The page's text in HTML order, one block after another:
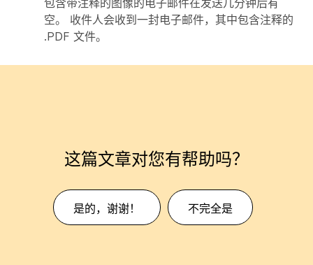
空。 收件人会收到一封电子邮件，其中包含注释的
.PDF 文件。
这篇文章对您有帮助吗？
是的，谢谢！ 不完全是